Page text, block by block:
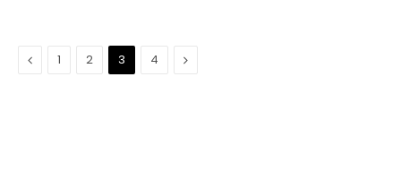
Précédent
1 2 3 4 Suivant